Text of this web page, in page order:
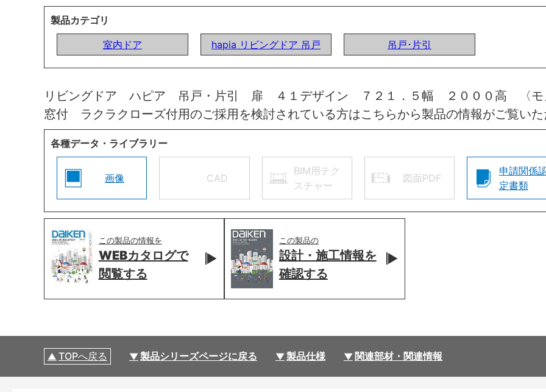
製品カテゴリ
室内ドア
hapia リビングドア 吊戸 吊戸･片引
リビングドア ハピア 吊戸・片引 扉 ４１デザイン ７２１．５幅 ２０００高 〈
窓付 ラクラクローズ付用のご採用を検討されている方はこちらから製品の情報がご覧いた
各種データ・ライブラリー
画像 CAD
BIM用テク
スチャー
図面PDF
申請関係
定書類
この製品の情報を
WEBカタログで
閲覧する
この製品の
設計・施工情報を
確認する
TOPへ戻る 製品シリーズページに戻る 製品仕様 関連部材・関連情報